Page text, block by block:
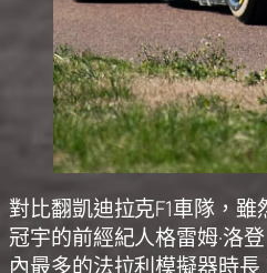
對比翻凱迪拉克F1車隊，
冠宇的前經紀人格雷姆·洛
內最多的法拉利模擬器時